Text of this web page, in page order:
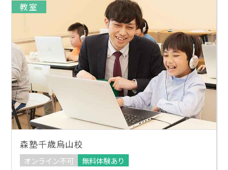
教室
森塾千歳烏山校
オンライン不可
無料体験あり